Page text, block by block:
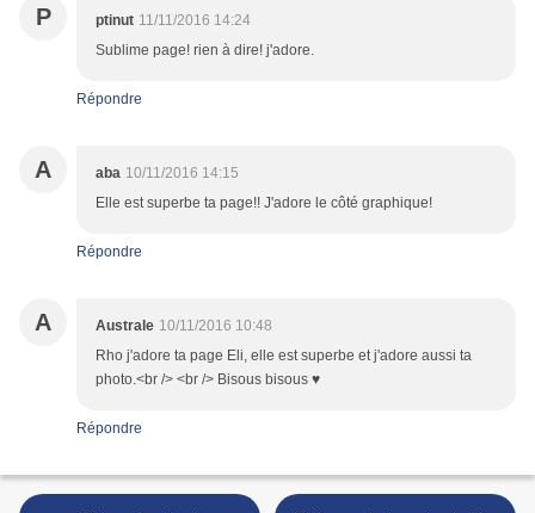
P ptinut 11/11/2016 14:24
Sublime page! rien à dire! j'adore.
Répondre
A aba 10/11/2016 14:15
Elle est superbe ta page!! J'adore le côté graphique!
Répondre
A Australe 10/11/2016 10:48
Rho j'adore ta page Eli, elle est superbe et j'adore aussi ta
photo.<br /> <br /> Bisous bisous ♥
Répondre